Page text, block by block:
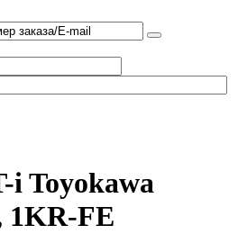
i Toyokawa
1KR-FE